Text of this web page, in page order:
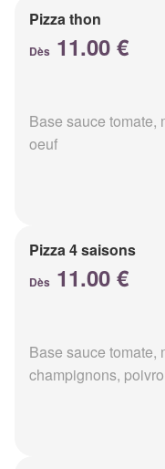
Pizza thon
Dès 11.00 €
Base sauce tomate,
oeuf
Pizza 4 saisons
Dès 11.00 €
Base sauce tomate,
champignons,